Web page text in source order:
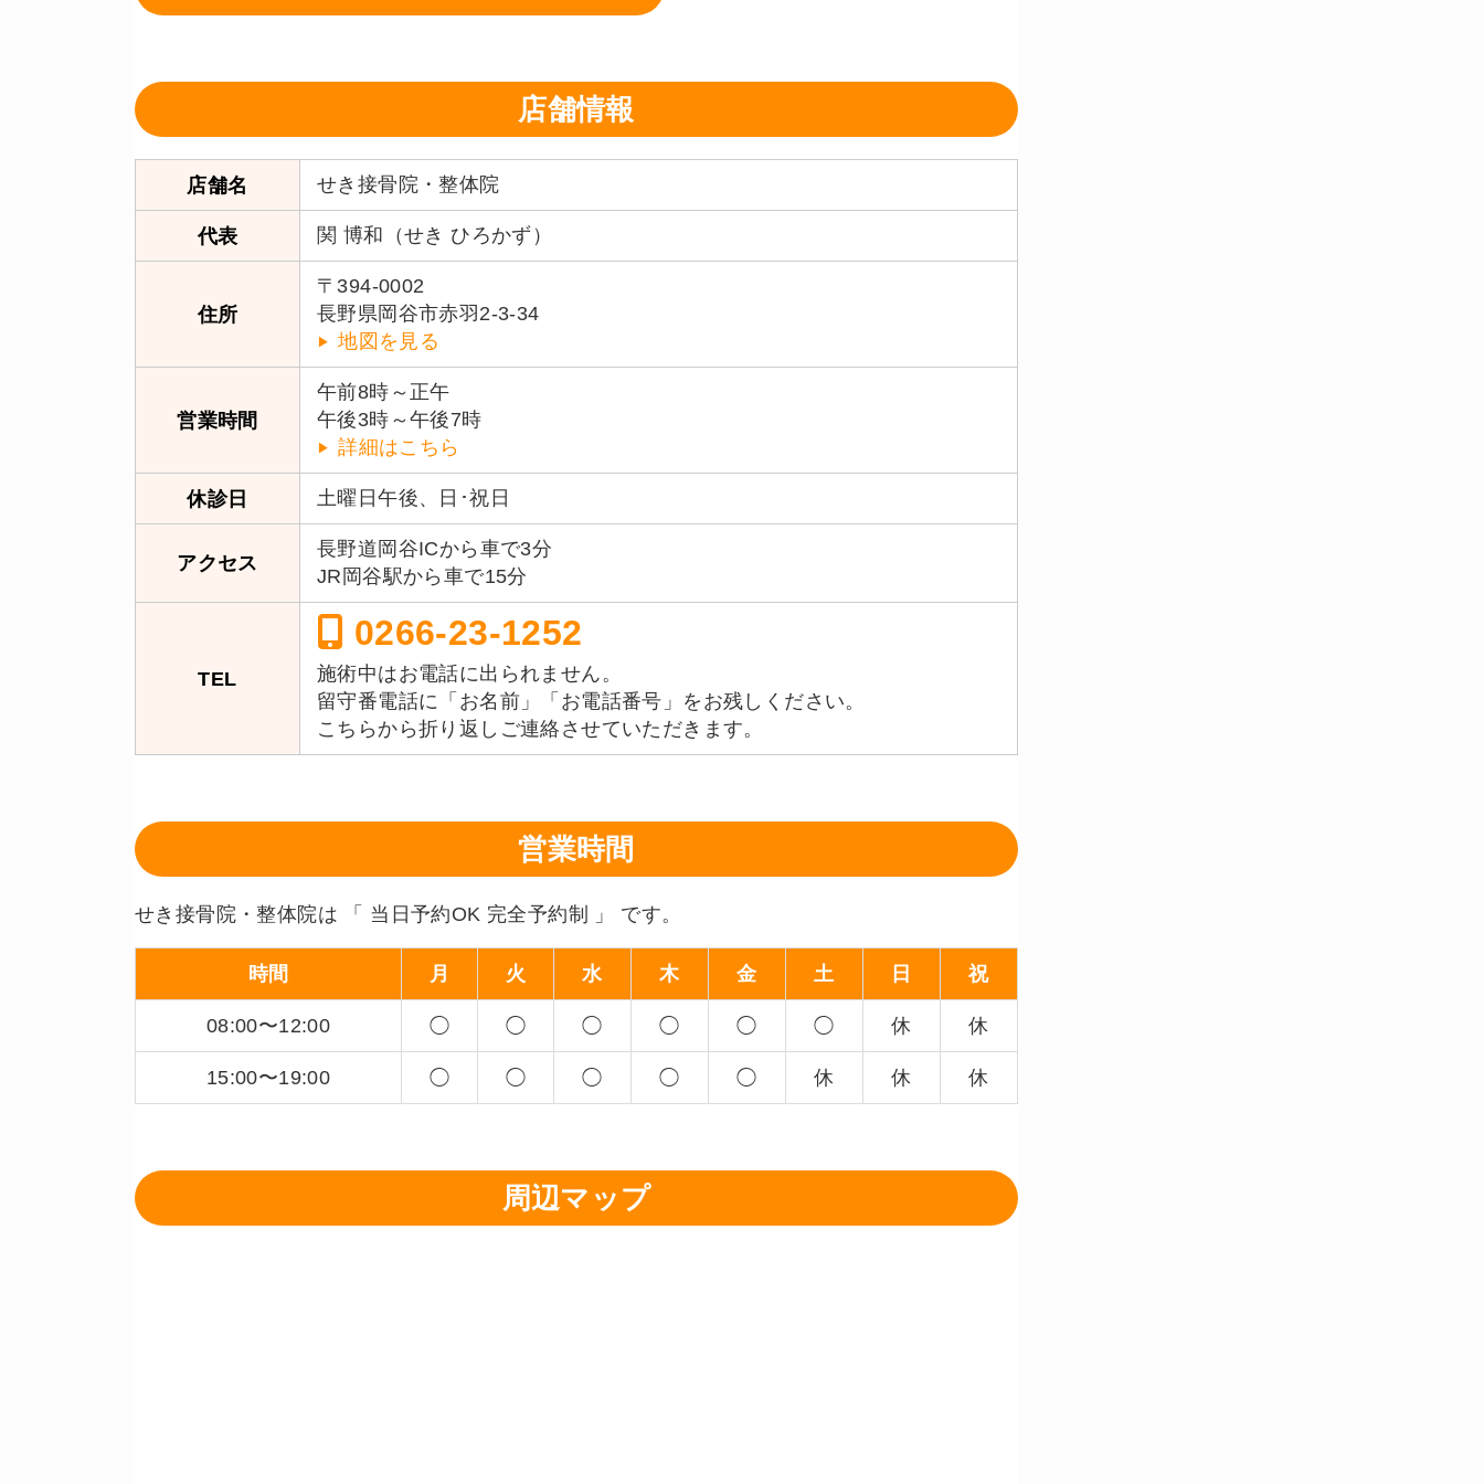
店舗情報
店舗名 せき接骨院・整体院
代表 関 博和（せき ひろかず）
住所
〒394-0002
長野県岡谷市赤羽2-3-34
地図を見る
営業時間
午前8時～正午
午後3時～午後7時
詳細はこちら
休診日 土曜日午後、日･祝日
アクセス
長野道岡谷ICから車で3分
JR岡谷駅から車で15分
TEL
0266-23-1252
施術中はお電話に出られません。
留守番電話に「お名前」「お電話番号」をお残しください。
こちらから折り返しご連絡させていただきます。
営業時間
せき接骨院・整体院は 「 当日予約OK 完全予約制 」 です。
時間 月 火 水 木 金 土 日 祝
08:00〜12:00 ◯ ◯ ◯ ◯ ◯ ◯ 休 休
15:00〜19:00 ◯ ◯ ◯ ◯ ◯ 休 休 休
周辺マップ